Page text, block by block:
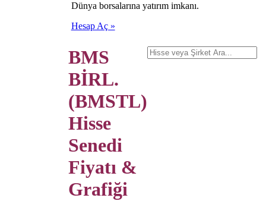
Dünya borsalarına yatırım imkanı.
Hesap Aç »
BMS
BİRL.
(BMSTL)
Hisse
Senedi
Fiyatı &
Grafiği